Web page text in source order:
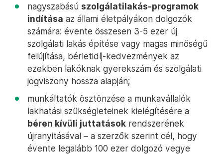
nagyszabású szolgálatilakás-programok
indítása az állami életpályákon dolgozók
számára: évente összesen 3-5 ezer új
szolgálati lakás építése vagy magas minőségű
felújítása, bérletidíj-kedvezmények az
ezekben lakóknak gyerekszám és szolgálati
jogviszony hossza alapján;
munkáltatók ösztönzése a munkavállalók
lakhatási szükségleteinek kielégítésére a
béren kívüli juttatások rendszerének
újranyitásával – a szerzők szerint cél, hogy
évente legalább 100 ezer dolgozó vegye